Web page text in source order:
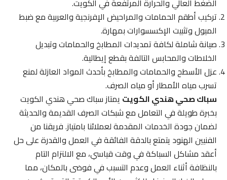
الضغط العالي والحرارة المرتفعة في الكويت.
تركيب أطقم الحمامات والمراحيض الإفرنجية والعربية مع ضبط
الميول وتثبيت الإكسسوارات بمهارة.
صيانة شاملة لكافة تمديدات المطابخ والحمامات وتبديل
الخلاطات والمحابس التالفة بقطع إيطالية.
عزل الأسطح والحمامات والمطابخ بأحدث المواد العازلة لمنع
تسرب مياه الأمطار أو مياه الصرف.
سباك صحي هندي الكويتيمتاز سباك صحي هندي الكويت
بخبرة طويلة في التعامل مع شبكات الصرف القديمة والحديثة
لضمان جودة الخدمات المقدمة لعملائنا بامتياز. فريقنا من
الفنيين الهنود يتمتع بالدقة الفائقة في العمل والقدرة على حل
أعقد مشاكل السباكة في وقت قياسي، مع الالتزام التام
بالنظافة أثناء العمل وعدم التسبب في فوضى بالمكان، مما